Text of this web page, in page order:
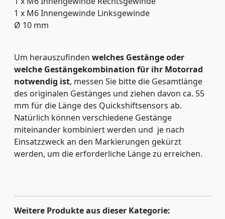
1 x M6 Innengewinde Linksgewinde
Ø 10 mm
Um herauszufinden welches Gestänge oder
welche Gestängekombination für ihr Motorrad
notwendig ist, messen Sie bitte die Gesamtlänge
des originalen Gestänges und ziehen davon ca. 55
mm für die Länge des Quickshiftsensors ab.
Natürlich können verschiedene Gestänge
miteinander kombiniert werden und je nach
Einsatzzweck an den Markierungen gekürzt
werden, um die erforderliche Länge zu erreichen.
Weitere Produkte aus dieser Kategorie: